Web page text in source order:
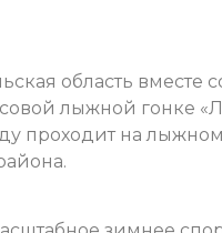
область вместе
лыжной гонке
проходит на